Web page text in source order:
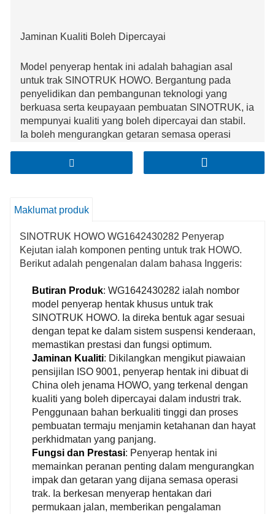
Jaminan Kualiti Boleh Dipercayai
Model penyerap hentak ini adalah bahagian asal
untuk trak SINOTRUK HOWO. Bergantung pada
penyelidikan dan pembangunan teknologi yang
berkuasa serta keupayaan pembuatan SINOTRUK, ia
mempunyai kualiti yang boleh dipercayai dan stabil.
Ia boleh mengurangkan getaran semasa operasi
keselamatan pemanduan kenderaan.
Direka khas untuk trak HOWO, ia boleh padan
boleh menyerap dan menampung daya hentaman
yang dihasilkan oleh bonggol di permukaan jalan
dengan cekap. Sama ada di lebuh raya yang lancar
menjadikan pemanduan dan tunggangan lebih
selesa.
Prestasi Tahan Lama
Dihasilkan dengan bahan berkualiti tinggi dan teknik
pembuatan termaju, ia mempunyai rintangan haus
dan rintangan lesu yang baik. Ia mempunyai hayat
perkhidmatan yang panjang dan berkesan boleh
mengurangkan kos penyelenggaraan dan kekerapan
penggantian, memberikan sokongan kuat untuk
operasi stabil jangka panjang trak.
Maklumat produk
SINOTRUK HOWO WG1642430282 Penyerap
Kejutan ialah komponen penting untuk trak HOWO.
Berikut adalah pengenalan dalam bahasa Inggeris:
Butiran Produk: WG1642430282 ialah nombor
model penyerap hentak khusus untuk trak
SINOTRUK HOWO. Ia direka bentuk agar sesuai
dengan tepat ke dalam sistem suspensi kenderaan,
memastikan prestasi dan fungsi optimum.
Jaminan Kualiti: Dikilangkan mengikut piawaian
pensijilan ISO 9001, penyerap hentak ini dibuat di
China oleh jenama HOWO, yang terkenal dengan
kualiti yang boleh dipercayai dalam industri trak.
Penggunaan bahan berkualiti tinggi dan proses
pembuatan termaju menjamin ketahanan dan hayat
perkhidmatan yang panjang.
Fungsi dan Prestasi: Penyerap hentak ini
memainkan peranan penting dalam mengurangkan
impak dan getaran yang dijana semasa operasi
trak. Ia berkesan menyerap hentakan dari
permukaan jalan, memberikan pengalaman